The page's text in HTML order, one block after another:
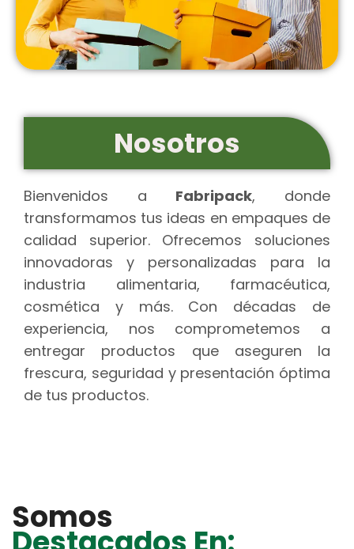
Nosotros
Bienvenidos a Fabripack, donde
transformamos tus ideas en empaques de
calidad superior. Ofrecemos soluciones
innovadoras y personalizadas para la
industria alimentaria, farmacéutica,
cosmética y más. Con décadas de
experiencia, nos comprometemos a
entregar productos que aseguren la
frescura, seguridad y presentación óptima
de tus productos.
Somos